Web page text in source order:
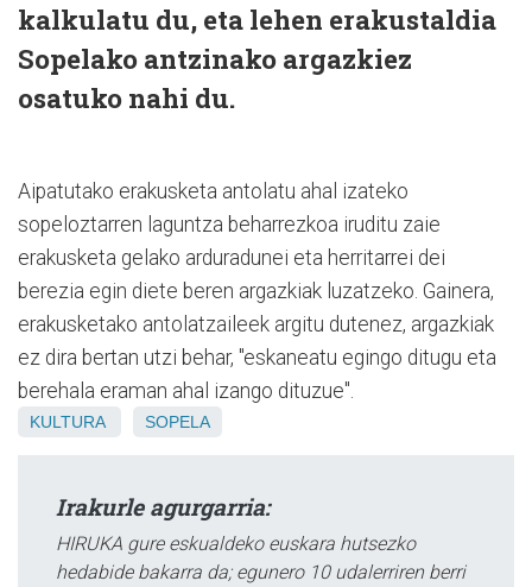
kalkulatu du, eta lehen erakustaldia
Sopelako antzinako argazkiez
osatuko nahi du.
Aipatutako erakusketa antolatu ahal izateko
sopeloztarren laguntza beharrezkoa iruditu zaie
erakusketa gelako arduradunei eta herritarrei dei
berezia egin diete beren argazkiak luzatzeko. Gainera,
erakusketako antolatzaileek argitu dutenez, argazkiak
ez dira bertan utzi behar, "eskaneatu egingo ditugu eta
berehala eraman ahal izango dituzue".
KULTURA SOPELA
Irakurle agurgarria:
HIRUKA gure eskualdeko euskara hutsezko
hedabide bakarra da; egunero 10 udalerriren berri